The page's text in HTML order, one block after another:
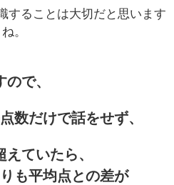
することは大切だと思います
ね。
ので、
数だけで話をせず、
ていたら、
も平均点との差が